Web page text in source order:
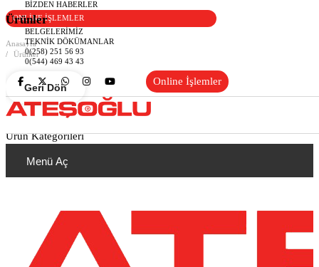
BIZDEN HABERLER
ONLINE İŞLEMLER
BELGELERIMIZ
TEKNIK DÖKÜMANLAR
0(258) 251 56 93
0(544) 469 43 43
Online İşlemler
Ürünler
Anasayfa
Ürünler
Geri Dön
Ürün Kategorileri
Menü Aç